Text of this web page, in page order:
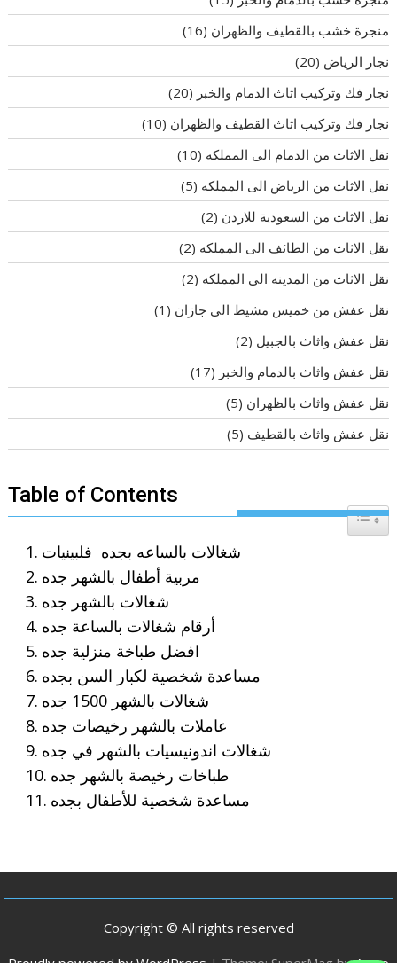
منجرة خشب بالقطيف والظهران (16)
نجار الرياض (20)
نجار فك وتركيب اثاث الدمام والخبر (20)
نجار فك وتركيب اثاث القطيف والظهران (10)
نقل الاثاث من الدمام الى المملكه (10)
نقل الاثاث من الرياض الى المملكه (5)
نقل الاثاث من السعودية للاردن (2)
نقل الاثاث من الطائف الى المملكه (2)
نقل الاثاث من المدينه الى المملكه (2)
نقل عفش من خميس مشيط الى جازان (1)
نقل عفش واثاث بالجبيل (2)
نقل عفش واثاث بالدمام والخبر (17)
نقل عفش واثاث بالظهران (5)
نقل عفش واثاث بالقطيف (5)
Table of Contents
Toggle
شغالات بالساعه بجده فلبينيات
مربية أطفال بالشهر جده
شغالات بالشهر جده
أرقام شغالات بالساعة جده
افضل طباخة منزلية جده
مساعدة شخصية لكبار السن بجده
شغالات بالشهر 1500 جده
عاملات بالشهر رخيصات جده
شغالات اندونيسيات بالشهر في جده
طباخات رخيصة بالشهر جده
Copyright © All rights reserved